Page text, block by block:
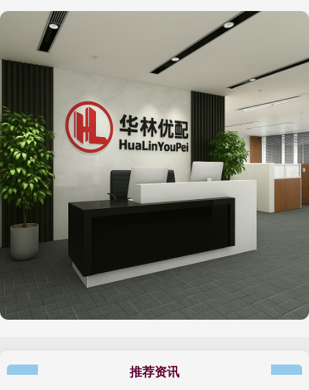
推荐资讯